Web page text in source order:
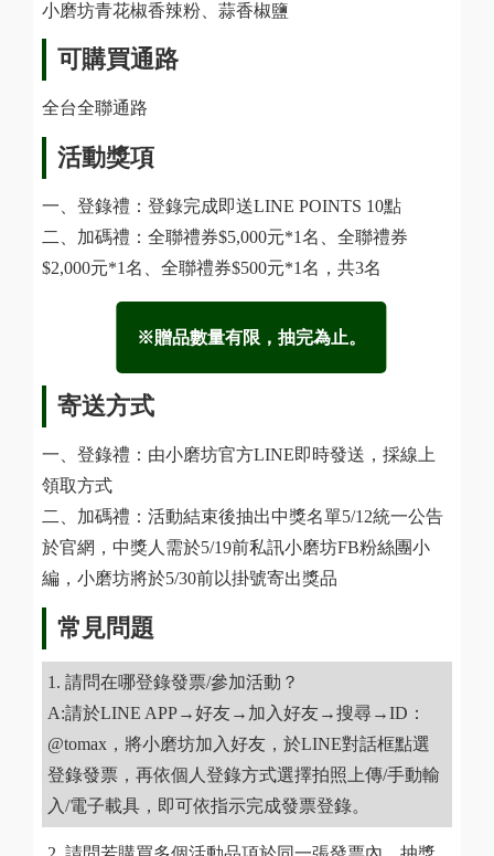
小磨坊青花椒香辣粉、蒜香椒鹽
可購買通路
全台全聯通路
活動獎項
一、登錄禮：登錄完成即送LINE POINTS 10點
二、加碼禮：全聯禮券$5,000元*1名、全聯禮券
$2,000元*1名、全聯禮券$500元*1名，共3名
※贈品數量有限，抽完為止。
寄送方式
一、登錄禮：由小磨坊官方LINE即時發送，採線上
領取方式
二、加碼禮：活動結束後抽出中獎名單5/12統一公告
於官網，中獎人需於5/19前私訊小磨坊FB粉絲團小
編，小磨坊將於5/30前以掛號寄出獎品
常見問題
請問在哪登錄發票/參加活動？
A:請於LINE APP→好友→加入好友→搜尋→ID：
@tomax，將小磨坊加入好友，於LINE對話框點選
登錄發票，再依個人登錄方式選擇拍照上傳/手動輸
入/電子載具，即可依指示完成發票登錄。